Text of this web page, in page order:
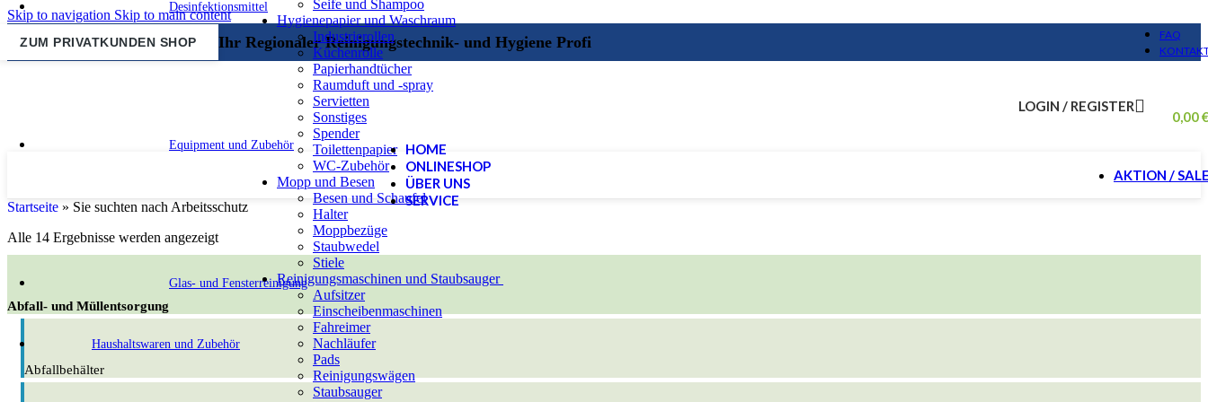
Skip to navigation Skip to main content
ZUM PRIVATKUNDEN SHOP Ihr Regionaler Reinigungstechnik- und Hygiene Profi
FAQ
Seife und Shampoo
Hygienepapier und Waschraum
Industrierollen
Küchenrolle
Papierhandtücher
Raumduft und -spray
Servietten
Sonstiges
Spender
Toilettenpapier
WC-Zubehör
Mopp und Besen
Besen und Schaufel
Halter
Moppbezüge
Staubwedel
Stiele
Reinigungsmaschinen und Staubsauger
Aufsitzer
Einscheibenmaschinen
Fahreimer
Nachläufer
Pads
Reinigungswägen
Staubsauger
LOGIN / REGISTER
0,00
Desinfektionsmittel
Equipment und Zubehör
Glas- und Fensterreinigung
Haushaltswaren und Zubehör
HOME
ONLINESHOP
ÜBER UNS
SERVICE
AKTION /
Startseite » Sie suchten nach Arbeitsschutz
Alle 14 Ergebnisse werden angezeigt
Abfall- und Müllentsorgung
Abfallbehälter